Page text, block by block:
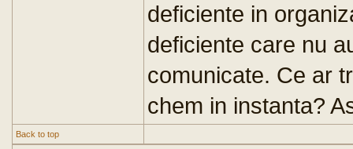
deficiente in
deficiente care nu
comunicate. Ce ar
chem in instanta?
Back to top